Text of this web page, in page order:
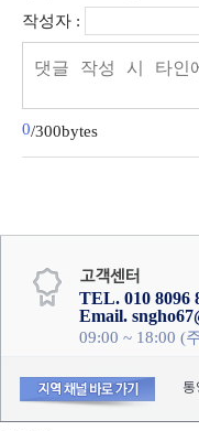
작성자 :
0/300bytes
TEL. 010 8096
Email.
09:00 ~ 18:00 (
통